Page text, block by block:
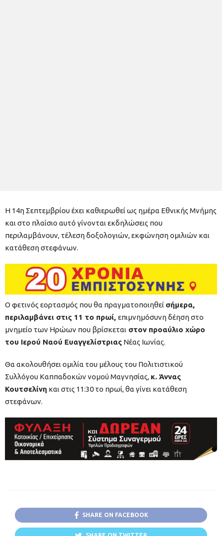
Η 14η Σεπτεμβρίου έχει καθιερωθεί ως ημέρα Εθνικής Μνήμης
και στο πλαίσιο αυτό γίνονται εκδηλώσεις που
περιλαμβάνουν, τέλεση δοξολογιών, εκφώνηση ομιλιών και
κατάθεση στεφάνων.
Ο φετινός εορτασμός που θα πραγματοποιηθεί σήμερα,
περιλαμβάνει στις 11 το πρωί, επιμνημόσυνη δέηση στο
μνημείο των Ηρώων που βρίσκεται στον προαύλιο χώρο
του Ιερού Ναού Ευαγγελίστριας Νέας Ιωνίας.
Θα ακολουθήσει ομιλία του μέλους του Πολιτιστικού
Συλλόγου Καππαδοκών νομού Μαγνησίας, κ. Άννας
Κουτσελίνη και στις 11:30 το πρωί, θα γίνει κατάθεση
στεφάνων.
SHARE ON FACEBOOK